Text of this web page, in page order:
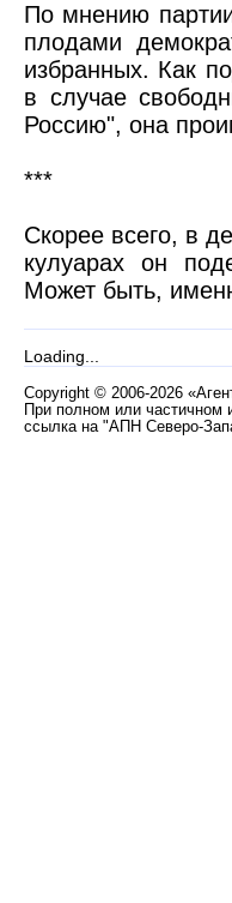
По мнению
плодами
избранных. Как
в случае
Россию", она
***
Скорее всего, в
кулуарах он
Может быть,
Loading...
Copyright © 2006-2026
При полном или частичном
ссылка на "АПН Северо-